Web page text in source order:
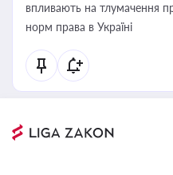
впливають на тлумачення
норм права в Україні